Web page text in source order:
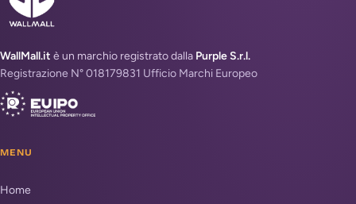
WallMall.it è un marchio registrato dalla Purple S.r.l.
Registrazione N° 018179831 Ufficio Marchi Europeo
MENU
Home